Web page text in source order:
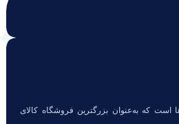
است که به‌عنوان بزرگترین فروشگاه کالای